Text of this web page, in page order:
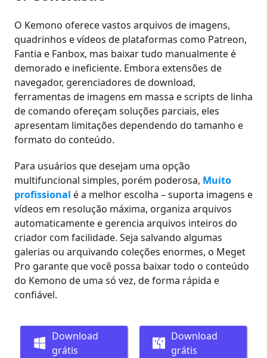
O Kemono oferece vastos arquivos de imagens,
quadrinhos e vídeos de plataformas como Patreon,
Fantia e Fanbox, mas baixar tudo manualmente é
demorado e ineficiente. Embora extensões de
navegador, gerenciadores de download,
ferramentas de imagens em massa e scripts de linha
de comando ofereçam soluções parciais, eles
apresentam limitações dependendo do tamanho e
formato do conteúdo.
Para usuários que desejam uma opção
multifuncional simples, porém poderosa, Muito
profissional é a melhor escolha – suporta imagens e
vídeos em resolução máxima, organiza arquivos
automaticamente e gerencia arquivos inteiros do
criador com facilidade. Seja salvando algumas
galerias ou arquivando coleções enormes, o Meget
Pro garante que você possa baixar todo o conteúdo
do Kemono de uma só vez, de forma rápida e
confiável.
Download
grátis
Download
grátis